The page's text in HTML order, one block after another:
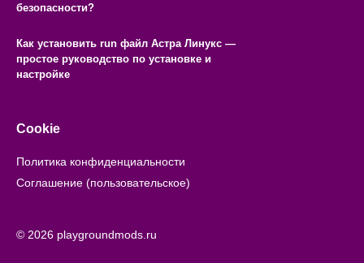
безопасности?
Как установить run файл Астра Линукс —
простое руководство по установке и
настройке
Cookie
Политика конфиденциальности
Соглашение (пользовательское)
© 2026 playgroundmods.ru